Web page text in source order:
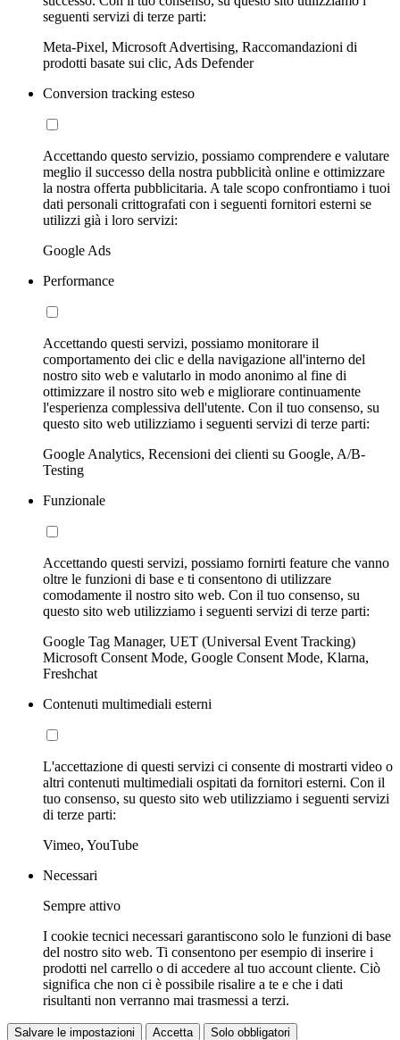
seguenti servizi di terze parti:
Meta-Pixel, Microsoft Advertising, Raccomandazioni di
prodotti basate sui clic, Ads Defender
Conversion tracking esteso
Accettando questo servizio, possiamo comprendere e valutare
meglio il successo della nostra pubblicità online e ottimizzare
la nostra offerta pubblicitaria. A tale scopo confrontiamo i tuoi
dati personali crittografati con i seguenti fornitori esterni se
utilizzi già i loro servizi:
Google Ads
Performance
Accettando questi servizi, possiamo monitorare il
comportamento dei clic e della navigazione all'interno del
nostro sito web e valutarlo in modo anonimo al fine di
ottimizzare il nostro sito web e migliorare continuamente
l'esperienza complessiva dell'utente. Con il tuo consenso, su
questo sito web utilizziamo i seguenti servizi di terze parti:
Google Analytics, Recensioni dei clienti su Google, A/B-
Testing
Funzionale
Accettando questi servizi, possiamo fornirti feature che vanno
oltre le funzioni di base e ti consentono di utilizzare
comodamente il nostro sito web. Con il tuo consenso, su
questo sito web utilizziamo i seguenti servizi di terze parti:
Google Tag Manager, UET (Universal Event Tracking)
Microsoft Consent Mode, Google Consent Mode, Klarna,
Freshchat
Contenuti multimediali esterni
L'accettazione di questi servizi ci consente di mostrarti video o
altri contenuti multimediali ospitati da fornitori esterni. Con il
tuo consenso, su questo sito web utilizziamo i seguenti servizi
di terze parti:
Vimeo, YouTube
Necessari
Sempre attivo
I cookie tecnici necessari garantiscono solo le funzioni di base
del nostro sito web. Ti consentono per esempio di inserire i
prodotti nel carrello o di accedere al tuo account cliente. Ciò
significa che non ci è possibile risalire a te e che i dati
risultanti non verranno mai trasmessi a terzi.
Salvare le impostazioni Accetta Solo obbligatori